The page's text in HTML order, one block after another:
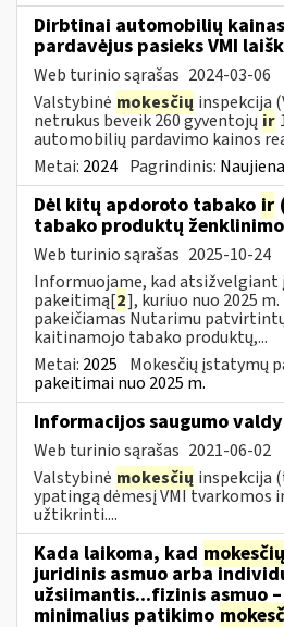
Dirbtinai automobilių
pardavėjus pasieks VMI
Web turinio sąrašas 2024-03-06
Valstybinė mokesčių inspekcija
netrukus beveik 260 gyventojų ir
automobilių pardavimo kainos
Metai: 2024 Pagrindinis: Naujiena
Dėl kitų apdoroto tabako ir
tabako produktų
Web turinio sąrašas 2025-10-24
Informuojame, kad
pakeitimą[2], kuriuo nuo 2025
pakeičiamas Nutarimu
kaitinamojo tabako produktų,...
Metai: 2025 Mokesčių įstatymų
pakeitimai nuo 2025 m.
Informacijos saugumo
Web turinio sąrašas 2021-06-02
Valstybinė mokesčių inspekcija
ypatingą dėmesį VMI tvarkomos
užtikrinti....
Kada laikoma, kad mokesčių
juridinis asmuo arba
užsiimantis...fizinis asmuo
minimalius patikimo